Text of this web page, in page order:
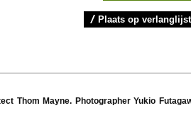
Plaats op verlanglijst
Thom Mayne. Photographer Yukio